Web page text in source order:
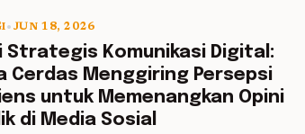
5 min read
• JUN 18, 2026
Strategis Komunikasi Digital:
Cerdas Menggiring Persepsi
untuk Memenangkan Opini
di Media Sosial